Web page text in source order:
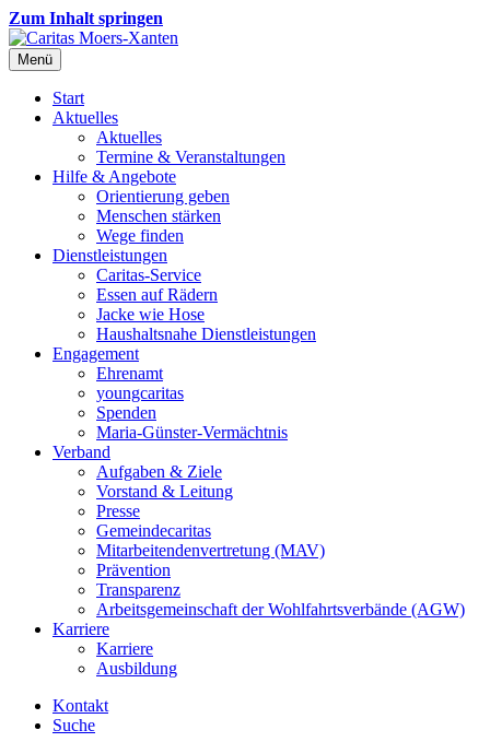
Zum Inhalt springen
Menü
Start
Aktuelles
Aktuelles
Termine & Veranstaltungen
Hilfe & Angebote
Orientierung geben
Menschen stärken
Wege finden
Dienstleistungen
Caritas-Service
Essen auf Rädern
Jacke wie Hose
Haushaltsnahe Dienstleistungen
Engagement
Ehrenamt
youngcaritas
Spenden
Maria-Günster-Vermächtnis
Verband
Aufgaben & Ziele
Vorstand & Leitung
Presse
Gemeindecaritas
Mitarbeitendenvertretung (MAV)
Prävention
Transparenz
Arbeitsgemeinschaft der Wohlfahrtsverbände (AGW)
Karriere
Karriere
Ausbildung
Kontakt
Suche